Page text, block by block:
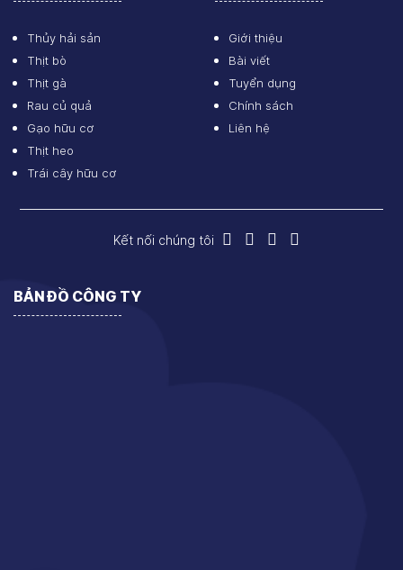
Thủy hải sản
Thịt bò
Thịt gà
Rau củ quả
Gạo hữu cơ
Thịt heo
Trái cây hữu cơ
Giới thiệu
Bài viết
Tuyển dụng
Chính sách
Liên hệ
Kết nối chúng tôi
BẢN ĐỒ CÔNG TY